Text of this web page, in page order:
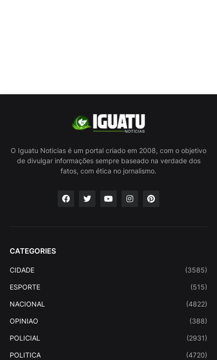
O Iguatu Noticias é um portal criado em 2008, com o objetivo
de divulgar informações sempre baseado na verdade dos
fatos, com ética no jornalismo.
CATEGORIES
CIDADE (3585)
ESPORTE (515)
NACIONAL (4822)
OPINIAO (388)
POLICIAL (2931)
POLITICA (4720)